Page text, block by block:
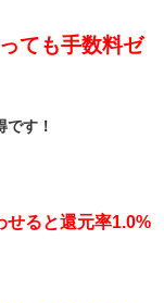
ても手数料ゼ
す！
せると還元率1.0%